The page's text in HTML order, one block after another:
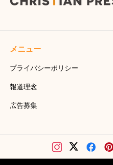
メニュー
プライバシーポリシー
報道理念
広告募集